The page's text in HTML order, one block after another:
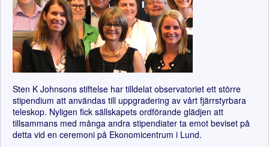
Sten K Johnsons stiftelse har tilldelat observatoriet ett större
stipendium att användas till uppgradering av vårt fjärrstyrbara
teleskop. Nyligen fick sällskapets ordförande glädjen att
tillsammans med många andra stipendiater ta emot beviset på
detta vid en ceremoni på Ekonomicentrum i Lund.